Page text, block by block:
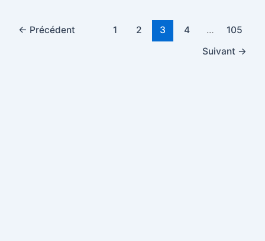
← Précédent 1 2 3 4 …
105
Suivant →